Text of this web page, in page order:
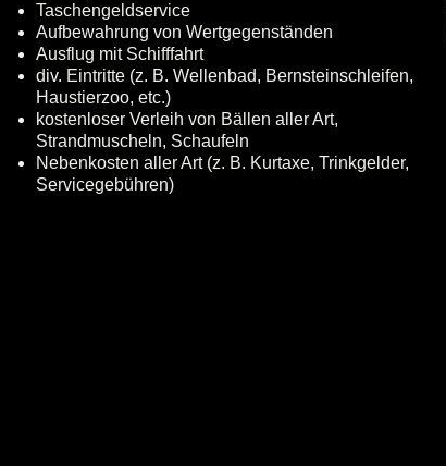
Taschengeldservice
Aufbewahrung von Wertgegenständen
Ausflug mit Schifffahrt
div. Eintritte (z. B. Wellenbad, Bernsteinschleifen,
Haustierzoo, etc.)
kostenloser Verleih von Bällen aller Art,
Strandmuscheln, Schaufeln
Nebenkosten aller Art (z. B. Kurtaxe, Trinkgelder,
Servicegebühren)